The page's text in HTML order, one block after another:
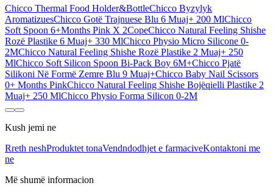
Chicco Thermal Food Holder&BottleChicco Byzylyk
AromatizuesChicco Gotë Trajnuese Blu 6 Muaj+ 200 MlChicco
Soft Spoon 6+Months Pink X 2CopeChicco Natural Feeling Shishe
Rozë Plastike 6 Muaj+ 330 MlChicco Physio Micro Silicone 0-
2MChicco Natural Feeling Shishe Rozë Plastike 2 Muaj+ 250
MlChicco Soft Silicon Spoon Bi-Pack Boy 6M+Chicco Pjatë
Silikoni Në Formë Zemre Blu 9 Muaj+Chicco Baby Nail Scissors
0+ Months PinkChicco Natural Feeling Shishe Bojëqielli Plastike 2
Muaj+ 250 MlChicco Physio Forma Silicon 0-2M
Kush jemi ne
Rreth neshProduktet tonaVendndodhjet e farmaciveKontaktoni me
ne
Më shumë informacion